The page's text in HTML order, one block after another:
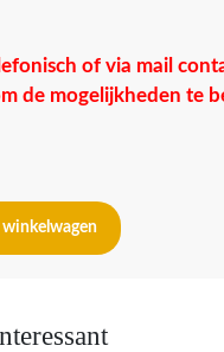
of via mail
de mogelijkheden te
winkelwagen